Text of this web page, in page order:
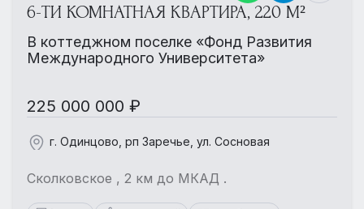
6-ТИ КОМНАТНАЯ КВАРТИРА, 220 М²
В коттеджном поселке «Фонд Развития
Международного Университета»
225 000 000 ₽
г. Одинцово, рп Заречье, ул. Сосновая
Сколковское , 2 км до МКАД .